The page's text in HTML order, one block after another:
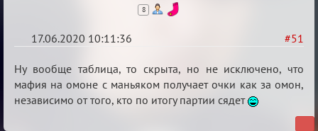
8
#51
17.06.2020 10:11:36
Re:
Семейный
кубок
Ну вообще таблица, то скрыта, но не исключено, что
мафия на омоне с маньяком получает очки как за омон,
независимо от того, кто по итогу партии сядет